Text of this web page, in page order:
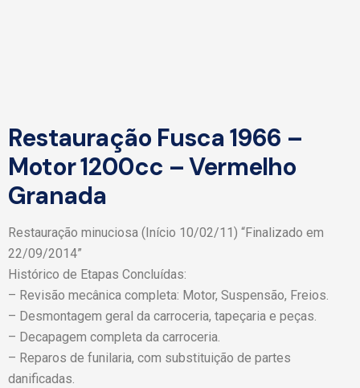
Restauração Fusca 1966 –
Motor 1200cc – Vermelho
Granada
Restauração minuciosa (Início 10/02/11) “Finalizado em
22/09/2014”
Histórico de Etapas Concluídas:
– Revisão mecânica completa: Motor, Suspensão, Freios.
– Desmontagem geral da carroceria, tapeçaria e peças.
– Decapagem completa da carroceria.
– Reparos de funilaria, com substituição de partes
danificadas.